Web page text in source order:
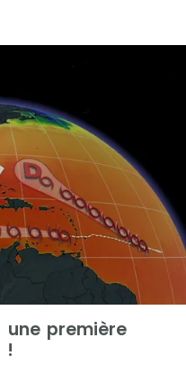
première
!